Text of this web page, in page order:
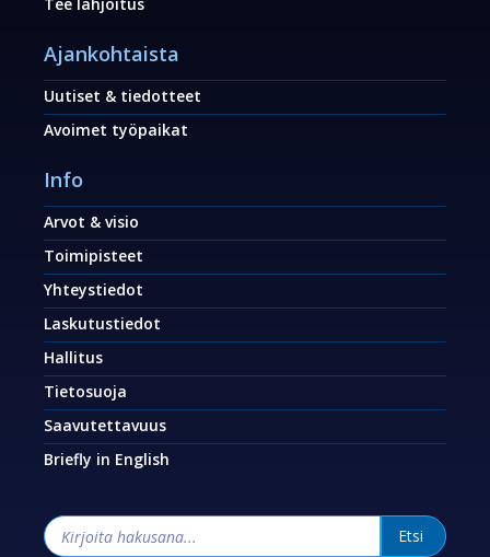
Ajankohtaista
Uutiset & tiedotteet
Avoimet työpaikat
Info
Arvot & visio
Toimipisteet
Yhteystiedot
Laskutustiedot
Hallitus
Tietosuoja
Saavutettavuus
Briefly in English